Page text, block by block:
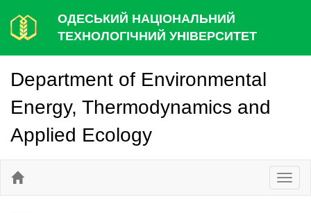
ОДЕСЬКИЙ НАЦІОНАЛЬНИЙ
ТЕХНОЛОГІЧНИЙ УНІВЕРСИТЕТ
Department of Environmental
Energy, Thermodynamics and
Applied Ecology